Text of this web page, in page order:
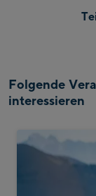
Folgende
interessieren